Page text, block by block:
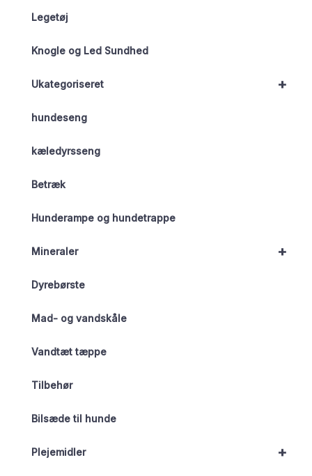
Legetøj
Knogle og Led Sundhed
+
Ukategoriseret
hundeseng
kæledyrsseng
Betræk
Hunderampe og hundetrappe
+
Mineraler
Dyrebørste
Mad- og vandskåle
Vandtæt tæppe
Tilbehør
Bilsæde til hunde
+
Plejemidler